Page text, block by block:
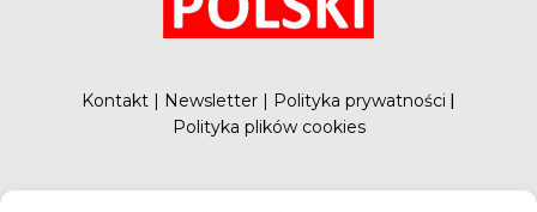
Kontakt | Newsletter | Polityka prywatności |
Polityka plików cookies